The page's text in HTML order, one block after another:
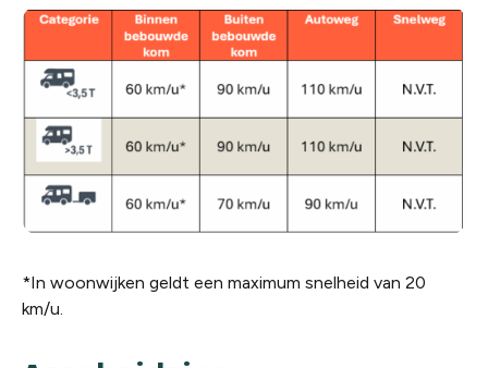
*In woonwijken geldt een maximum snelheid van 20
km/u.